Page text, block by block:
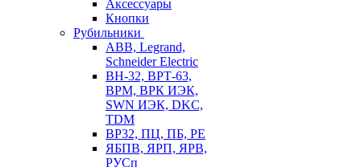
Аксессуары
Кнопки
Рубильники
ABB, Legrand,
Schneider Electric
ВН-32, ВРТ-63,
ВРМ, ВРК ИЭК,
SWN ИЭК, DKC,
TDM
ВР32, ПЦ, ПБ, РЕ
ЯБПВ, ЯРП, ЯРВ,
РУСп